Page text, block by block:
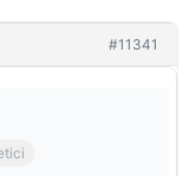
#11341